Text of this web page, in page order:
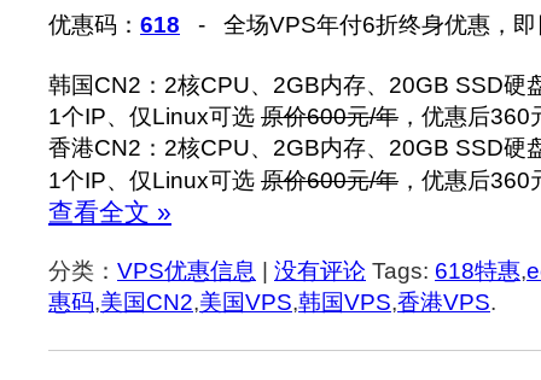
优惠码： 618 - 全场VPS年付6折终身优惠，即
韩国CN2：2核CPU、2GB内存、20GB SSD硬
1个IP、仅Linux可选 原价600元/年 ，优惠后360
香港CN2：2核CPU、2GB内存、20GB SSD硬
1个IP、仅Linux可选 原价600元/年 ，优惠后360
查看全文 »
分类： VPS优惠信息 没有评论 Tags: 618特惠,
惠码,美国CN2,美国VPS,韩国VPS,香港VPS.